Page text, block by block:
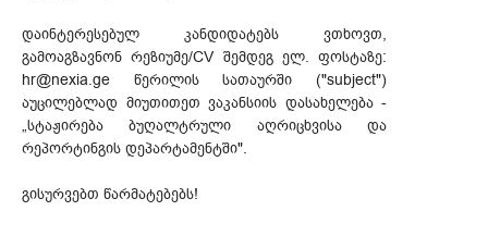
დაინტერესებულ კანდიდატებს ვთხოვთ,
გამოაგზავნონ რეზიუმე/CV შემდეგ ელ. ფოსტაზე:
hr@nexia.ge წერილის სათაურში ("subject")
აუცილებლად მიუთითეთ ვაკანსიის დასახელება -
„სტაჟირება ბუღალტრული აღრიცხვისა და
რეპორტინგის დეპარტამენტში".
გისურვებთ წარმატებებს!